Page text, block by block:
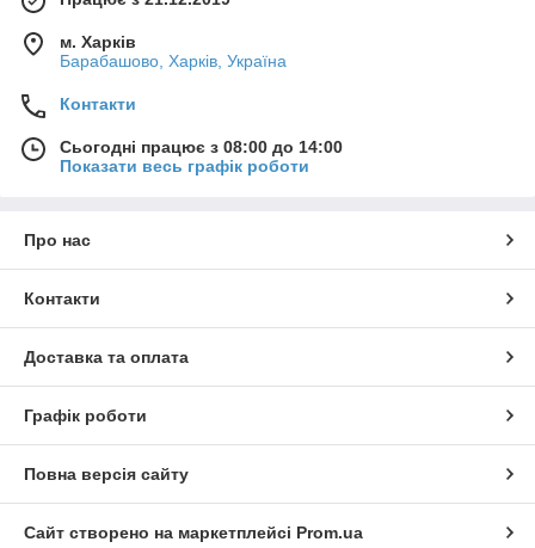
м. Харків
Барабашово, Харків, Україна
Контакти
Сьогодні працює з 08:00 до 14:00
Показати весь графік роботи
Про нас
Контакти
Доставка та оплата
Графік роботи
Повна версія сайту
Сайт створено на маркетплейсі Prom.ua